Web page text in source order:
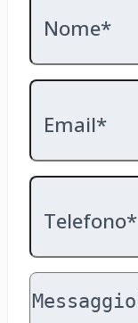
Nome*
Email*
Telefono*